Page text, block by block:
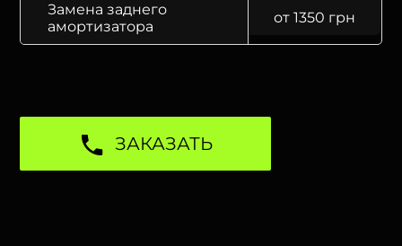
Замена заднего
амортизатора
от 1350 грн
ЗАКАЗАТЬ